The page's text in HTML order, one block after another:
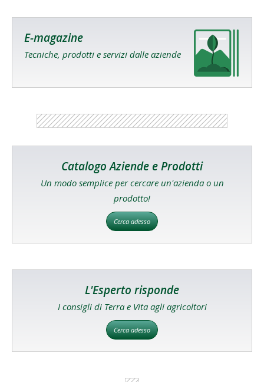
E-magazine
Tecniche, prodotti e servizi dalle aziende
Catalogo Aziende e Prodotti
Un modo semplice per cercare un'azienda o un
prodotto!
Cerca adesso
L'Esperto risponde
I consigli di Terra e Vita agli agricoltori
Cerca adesso